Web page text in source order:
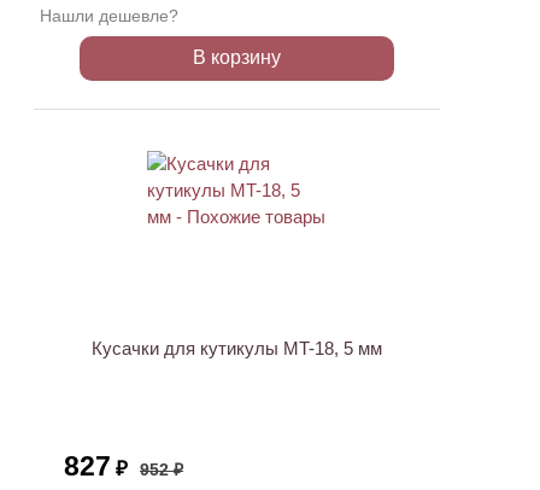
Нашли дешевле?
В корзину
Кусачки для кутикулы MT-18, 5 мм
827 ₽ 952 ₽